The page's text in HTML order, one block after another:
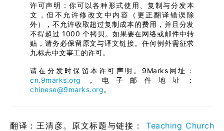
许可声明：你可以各种形式使用、复制与分发本
文，但不允许修改文中内容（更正翻译错误除
外），不允许收取超过复制成本的费用，并且分发
不得超过 1000 个拷贝。如果要在网络或邮件中转
贴，请务必保留原文与译文链接。任何例外需征求
九标志中文事工的许可。
请在分发时保留本许可声明。9Marks网址：
cn.9marks.org ，电子邮件地址：
chinese@9marks.org。
翻译：王清彦。原文标题与链接：Teaching Church